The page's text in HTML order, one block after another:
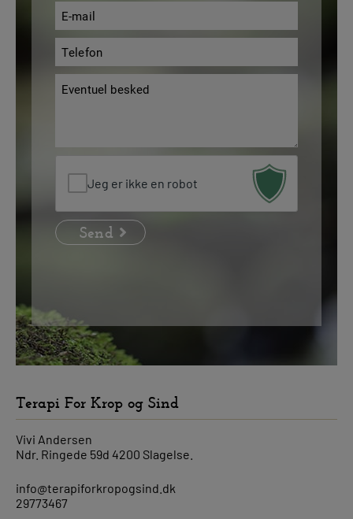
E-
mail
Telefon
*
Besked
Jeg er ikke en robot
Terapi For Krop og Sind
Vivi Andersen
Ndr. Ringede 59d 4200 Slagelse.
info@terapiforkropogsind.dk
29773467